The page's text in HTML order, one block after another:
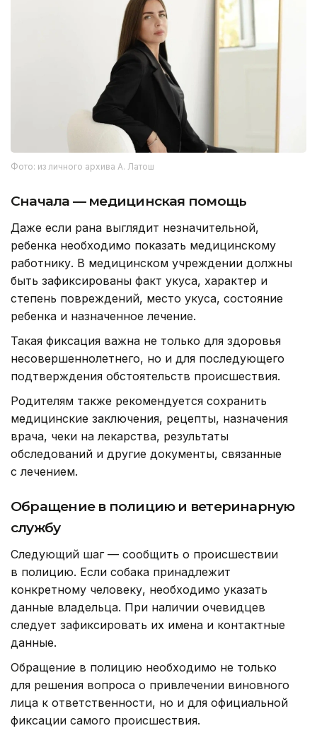
Фото: из личного архива А. Латош
Сначала — медицинская помощь
Даже если рана выглядит незначительной,
ребенка необходимо показать медицинскому
работнику. В медицинском учреждении должны
быть зафиксированы факт укуса, характер и
степень повреждений, место укуса, состояние
ребенка и назначенное лечение.
Такая фиксация важна не только для здоровья
несовершеннолетнего, но и для последующего
подтверждения обстоятельств происшествия.
Родителям также рекомендуется сохранить
медицинские заключения, рецепты, назначения
врача, чеки на лекарства, результаты
обследований и другие документы, связанные
с лечением.
Обращение в полицию и ветеринарную
службу
Следующий шаг — сообщить о происшествии
в полицию. Если собака принадлежит
конкретному человеку, необходимо указать
данные владельца. При наличии очевидцев
следует зафиксировать их имена и контактные
данные.
Обращение в полицию необходимо не только
для решения вопроса о привлечении виновного
лица к ответственности, но и для официальной
фиксации самого происшествия.